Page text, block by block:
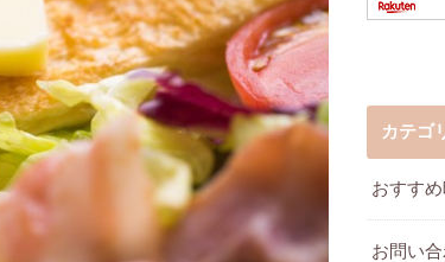
カテゴ
おすす
お問い